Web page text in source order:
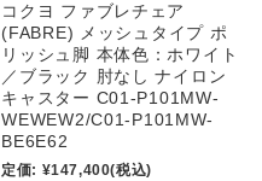
コクヨ ファブレチェア
(FABRE) メッシュタイプ ポ
リッシュ脚 本体色：ホワイト
／ブラック 肘なし ナイロン
キャスター C01-P101MW-
WEWEW2/C01-P101MW-
BE6E62
定価: ¥147,400(税込)